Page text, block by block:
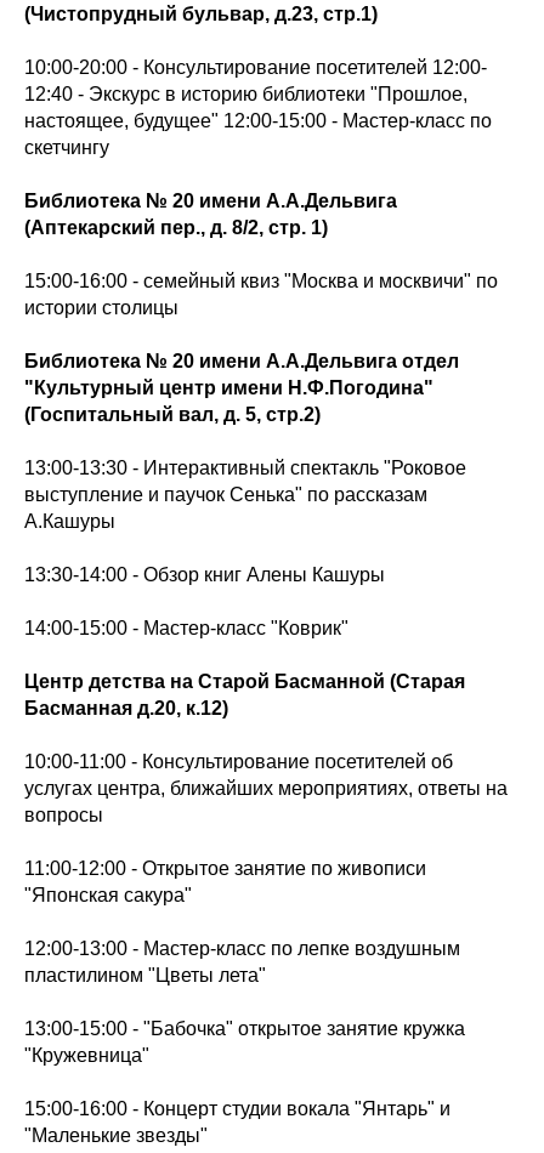
(Чистопрудный бульвар, д.23, стр.1)
10:00-20:00 - Консультирование посетителей 12:00-
12:40 - Экскурс в историю библиотеки "Прошлое,
настоящее, будущее" 12:00-15:00 - Мастер-класс по
скетчингу
Библиотека № 20 имени А.А.Дельвига
(Аптекарский пер., д. 8/2, стр. 1)
15:00-16:00 - семейный квиз "Москва и москвичи" по
истории столицы
Библиотека № 20 имени А.А.Дельвига отдел
"Культурный центр имени Н.Ф.Погодина"
(Госпитальный вал, д. 5, стр.2)
13:00-13:30 - Интерактивный спектакль "Роковое
выступление и паучок Сенька" по рассказам
А.Кашуры
13:30-14:00 - Обзор книг Алены Кашуры
14:00-15:00 - Мастер-класс "Коврик"
Центр детства на Старой Басманной (Старая
Басманная д.20, к.12)
10:00-11:00 - Консультирование посетителей об
услугах центра, ближайших мероприятиях, ответы на
вопросы
11:00-12:00 - Открытое занятие по живописи
"Японская сакура"
12:00-13:00 - Мастер-класс по лепке воздушным
пластилином "Цветы лета"
13:00-15:00 - "Бабочка" открытое занятие кружка
"Кружевница"
15:00-16:00 - Концерт студии вокала "Янтарь" и
"Маленькие звезды"